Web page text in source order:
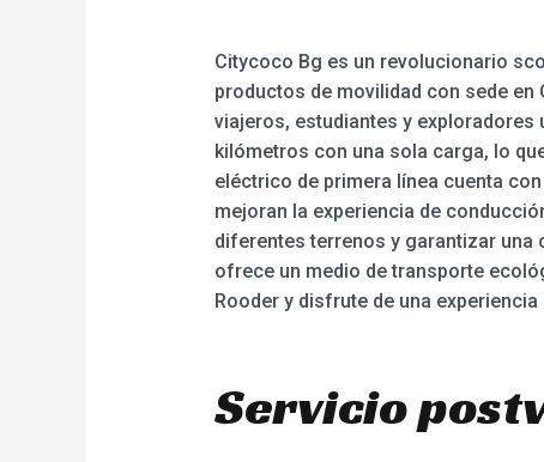
Citycoco Bg es un revolucionario
productos de movilidad con sede
viajeros, estudiantes y exploradores
kilómetros con una sola carga, lo
eléctrico de primera línea cuenta
mejoran la experiencia de
diferentes terrenos y garantizar una
ofrece un medio de transporte
Rooder y disfrute de una
Servicio